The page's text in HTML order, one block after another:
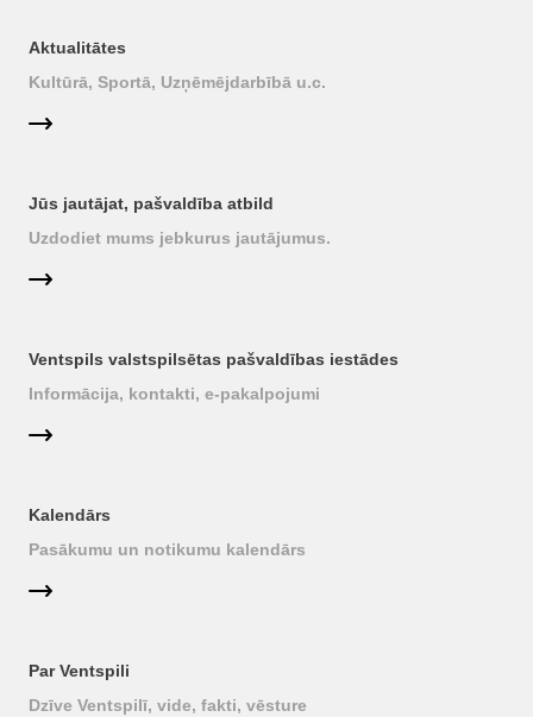
Aktualitātes
Kultūrā, Sportā, Uzņēmējdarbībā u.c.
Jūs jautājat, pašvaldība atbild
Uzdodiet mums jebkurus jautājumus.
Ventspils valstspilsētas pašvaldības iestādes
Informācija, kontakti, e-pakalpojumi
Kalendārs
Pasākumu un notikumu kalendārs
Par Ventspili
Dzīve Ventspilī, vide, fakti, vēsture